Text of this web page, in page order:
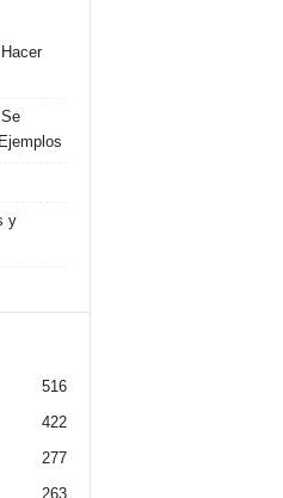
y
516
422
277
263